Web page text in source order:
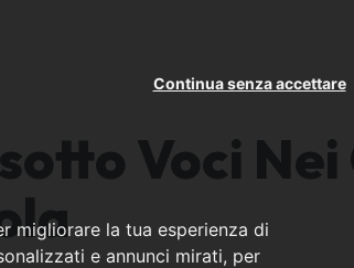
migliorare la tua esperienza di
e annunci mirati, per
Continua senza accettare
Voci